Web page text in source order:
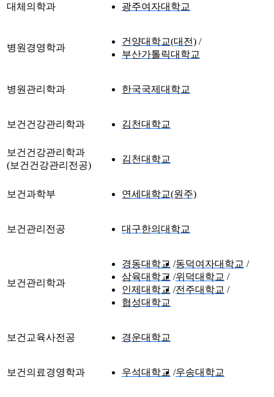
대체의학과 광주여자대학교
병원경영학과
건양대학교(대전)
부산가톨릭대학교
병원관리학과 한국국제대학교
보건건강관리학과 김천대학교
보건건강관리학과
(보건건강관리전공)
김천대학교
보건과학부 연세대학교(원주)
보건관리전공 대구한의대학교
보건관리학과
경동대학교 동덕여자대학교
삼육대학교 위덕대학교
인제대학교 전주대학교
협성대학교
보건교육사전공 경운대학교
보건의료경영학과 우석대학교 우송대학교